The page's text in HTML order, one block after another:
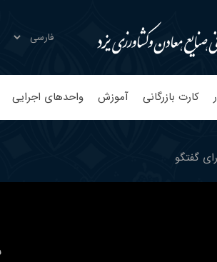
کارت بازرگانی آموزش واحدهای اجرایی
گفتگو